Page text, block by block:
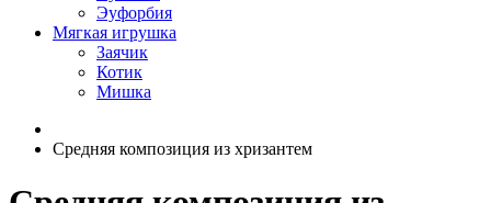
Эуфорбия
Мягкая игрушка
Заячик
Котик
Мишка
Средняя композиция из хризантем